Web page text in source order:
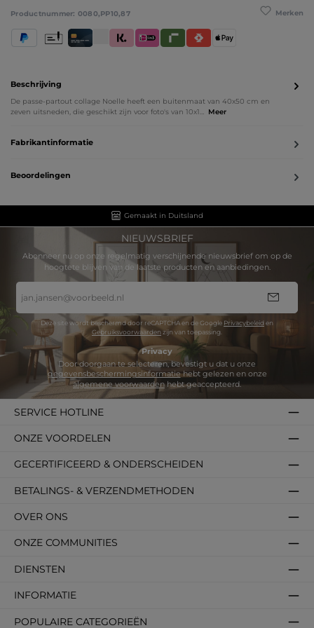
Merken
Productnummer: 0080,PP10,87
PayPal Creditcard / BetaalpasKlarna (Achteraf betalen / In delen betalen /
iDeal IN3RivertySatispayApple Pay
Vooruitbetaling
Beschrijving
De passe-partout collage Noelle heeft een buitenmaat van 40x50 cm en
zeven uitsneden, die geschikt zijn voor foto's van 10x1… Meer
Fabrikantinformatie
Beoordelingen
Gemaakt in Duitsland
NIEUWSBRIEF
Abonneer nu op onze regelmatig verschijnende nieuwsbrief om op de
hoogtete blijven van de laatste producten en aanbiedingen.
mailadres
*
Deze site wordt beschermd door reCAPTCHA en de Google Privacybeleid en
Gebruiksvoorwaarden zijn van toepassing.
Privacy
gegevensbeschermingsinformatie
algemene voorwaardenhebt geaccepteerd.
SERVICE HOTLINE
DIENSTEN
INFORMATIE
POPULAIRE CATEGORIEËN
BETALINGS- & VERZENDMETHODEN
OVER ONS
GECERTIFICEERD & ONDERSCHEIDEN
ONZE VOORDELEN
ONZE COMMUNITIES